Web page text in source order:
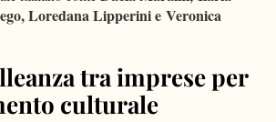
Loredana Lipperini e Veronica
tra imprese per
culturale